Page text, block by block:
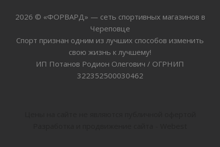
2026 © «ФОРВАРД» — сеть спортивных магазинов в
Череповце
Спорт признан одним из лучших способов изменить
свою жизнь к лучшему!
ИП Потанов Родион Олегович / ОГРНИП
322352500030462